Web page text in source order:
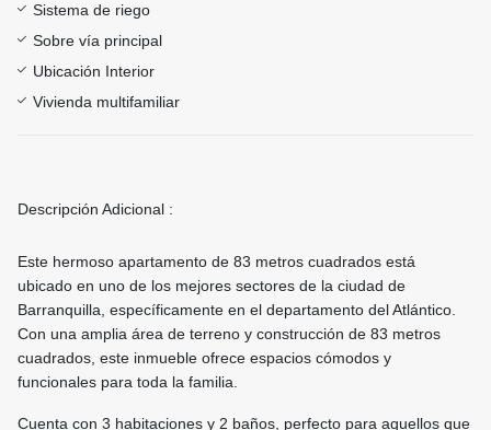
Sistema de riego
Sobre vía principal
Ubicación Interior
Vivienda multifamiliar
Descripción Adicional :
Este hermoso apartamento de 83 metros cuadrados está
ubicado en uno de los mejores sectores de la ciudad de
Barranquilla, específicamente en el departamento del Atlántico.
Con una amplia área de terreno y construcción de 83 metros
cuadrados, este inmueble ofrece espacios cómodos y
funcionales para toda la familia.
Cuenta con 3 habitaciones y 2 baños, perfecto para aquellos que